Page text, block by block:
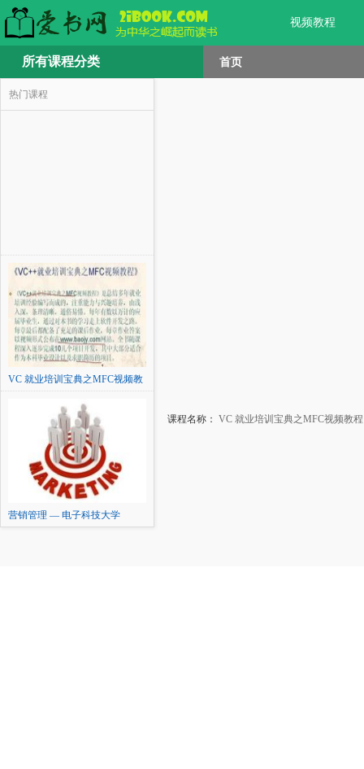
视频教程
所有课程分类 首页
热门课程
VC 就业培训宝典之MFC视频教
营销管理 — 电子科技大学
课程名称： VC 就业培训宝典之MFC视频教程